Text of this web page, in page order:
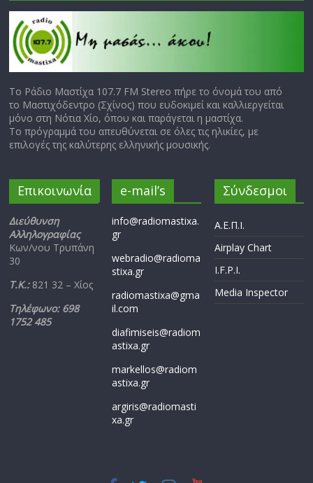
Το Ράδιο Μαστίχα 107.7 FM Stereo πήρε το όνομά του από
το Μαστιχόδεντρο (Σχίνος) που ευδοκιμεί και καλλιεργείται
μόνο στη Νότια Χίο, όπου και παράγεται η μαστίχα.
Το πρόγραμμά του απευθύνεται σε όλες τις ηλικίες, με
επιλογές της καλύτερης ελληνικής μουσικής.
Επικοινωνία
Διεύθυνση
Αλληλογραφίας
Κων/νου Τρυπάνη
30
Τ.Κ.: 821 32 – Χίος
Τηλέφωνο: 698
1752 485
e-mail’s
info@radiomastixa.
gr
webradio@radioma
stixa.gr
radiomastixa@gma
il.com
diafimiseis@radiom
astixa.gr
markellos@radiom
astixa.gr
argiris@radiomasti
xa.gr
Σύνδεσμοι
Α.Ε.Π.Ι.
Airplay Chart
I.F.P.I.
Media Inspector